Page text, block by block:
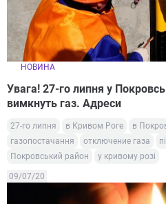
НОВИНА
Увага! 27-го липня у
вимкнуть газ. Адреси
27-го липня в Кривом Роге в
газопостачання
отключение газа
Покровський район
у кривому розі
09/07/20